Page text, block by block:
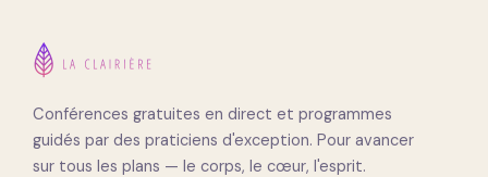
Conférences gratuites en direct et programmes
guidés par des praticiens d'exception. Pour avancer
sur tous les plans — le corps, le cœur, l'esprit.